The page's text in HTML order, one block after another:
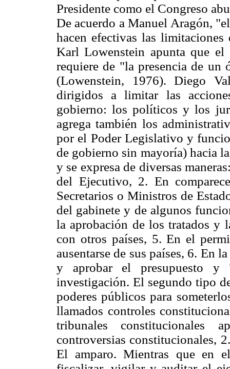
Presidente como el Congreso
De acuerdo a Manuel Aragón,
hacen efectivas las
Karl Lowenstein apunta que
requiere de "la presencia de un
(Lowenstein, 1976). Diego
dirigidos a limitar las
gobierno: los políticos y los
agrega también los
por el Poder Legislativo y
de gobierno sin mayoría) hacia
y se expresa de diversas
del Ejecutivo, 2. En
Secretarios o Ministros de
del gabinete y de algunos
la aprobación de los tratados y
con otros países, 5. En el
ausentarse de sus países, 6. En
y aprobar el presupuesto
investigación. El segundo tipo
poderes públicos para
llamados controles
tribunales
controversias constitucionales,
El amparo. Mientras que en